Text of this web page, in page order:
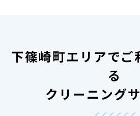
下篠崎町エリアでご
る
クリーニング